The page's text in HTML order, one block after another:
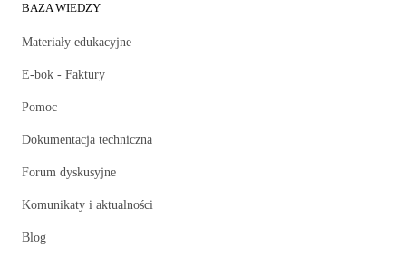
BAZA WIEDZY
Materiały edukacyjne
E-bok - Faktury
Pomoc
Dokumentacja techniczna
Forum dyskusyjne
Komunikaty i aktualności
Blog